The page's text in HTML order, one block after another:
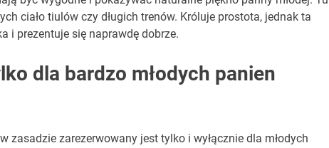
ciało tiulów czy długich trenów. Króluje prostota, jednak ta
i prezentuje się naprawdę dobrze.
dla bardzo młodych panien
zasadzie zarezerwowany jest tylko i wyłącznie dla młodych